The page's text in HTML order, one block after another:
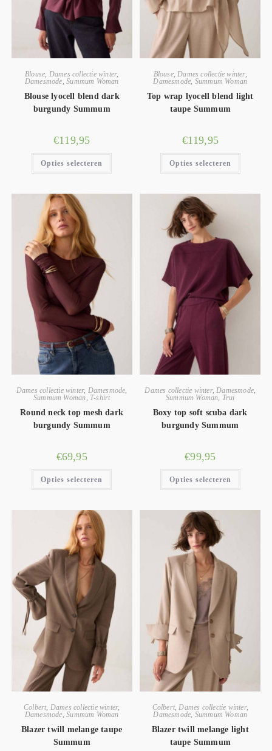
Blouse, Dames collectie winter,
Damesmode,Summum Woman
Blouse lyocell blend dark
burgundy Summum
€119,95
Opties selecteren
Blouse,Dames collectie winter,
Damesmode, Summum Woman
Top wrap lyocell blend light
taupe Summum
€119,95
Opties selecteren
Dames collectie winter, Damesmode,
Summum Woman, T-shirt
Round neck top mesh dark
burgundy Summum
€69,95
Opties selecteren
Dames collectie winter,Damesmode,
Summum Woman, Trui
Boxy top soft scuba dark
burgundy Summum
€99,95
Opties selecteren
Colbert, Dames collectie winter,
Damesmode ,Summum Woman
Blazer twill melange taupe
Summum
Colbert, Dames collectie winter,
Damesmode Summum Woman
Blazer twill melange light
taupe Summum